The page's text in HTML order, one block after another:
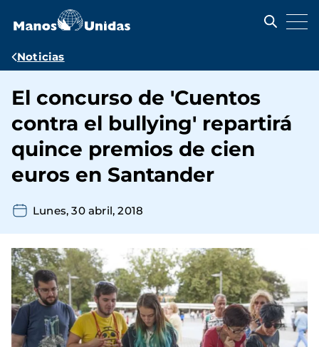
contenido
Ruta
navegación
Noticias
El concurso de 'Cuentos
contra el bullying' repartirá
quince premios de cien
euros en Santander
Lunes, 30 abril, 2018